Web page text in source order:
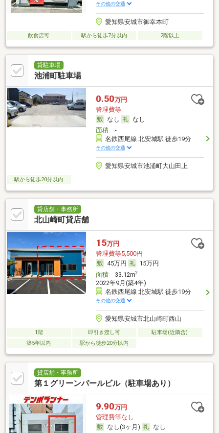
その他の交通
愛知県安城市御幸本町
飲食店可 駅から徒歩7分以内 2階以上
貸駐車場
池浦町駐車場
0.50万円
管理費等-
なし
なし
面積-
名鉄西尾線 北安城駅 徒歩19分
その他の交通
愛知県安城市池浦町大山田上
駅から徒歩20分以内
貸店舗・事務所
北山崎町貸店舗
15万円
管理費等5,500円
45万円
15万円
面積33.12m2
2022年9月(築4年)
名鉄西尾線 北安城駅 徒歩19分
その他の交通
愛知県安城市北山崎町西山
1階 即引き渡し可
駐車場(近隣含)
築5年以内
駅から徒歩20分以内
貸店舗・事務所
第１グリーンパールビル（駐車場あり）
9.90万円
管理費等なし
なし(3ヶ月)
なし